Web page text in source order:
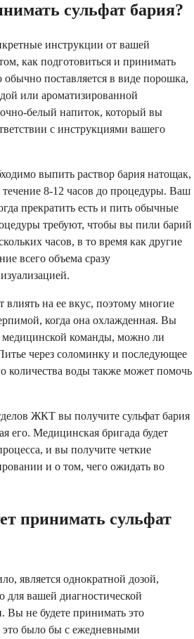
сульфат бария?
инструкции от вашей
как подготовиться и принимать
обычно поставляется в виде порошка,
или ароматизированной
белый напиток, который вы
с инструкциями вашего
выпить раствор бария натощак,
течение 8-12 часов до процедуры. Ваш
прекратить есть и пить обычные
требуют, чтобы вы пили барий
часов, в то время как другие
всего объема сразу
влиять на ее вкус, поэтому многие
когда она охлажденная. Вы
медицинской команды, можно ли
через соломинку и последующее
количества воды также может помочь
ЖКТ вы получите сульфат бария
его. Медицинская бригада будет
и вы получите четкие
и о том, чего ожидать во
принимать сульфат
является однократной дозой,
вашей диагностической
Вы не будете принимать это
это было бы с ежедневными